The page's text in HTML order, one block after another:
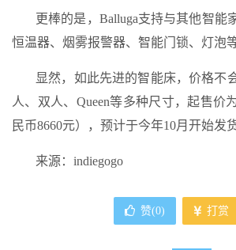
更棒的是，Balluga支持与其他智能
恒温器、烟雾报警器、智能门锁、灯泡等
显然，如此先进的智能床，价格不
人、双人、Queen等多种尺寸，起售价
民币8660元），预计于今年10月开始发货
来源：indiegogo
赞(0) 打赏